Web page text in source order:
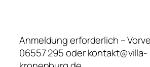
Anmeldung erforderlich –
06557 295 oder kontakt@villa-